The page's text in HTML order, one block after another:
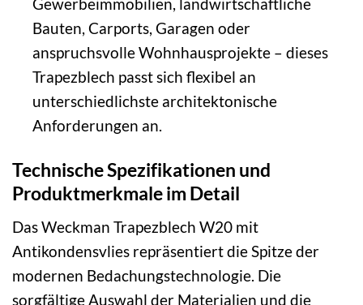
Gewerbeimmobilien, landwirtschaftliche
Bauten, Carports, Garagen oder
anspruchsvolle Wohnhausprojekte – dieses
Trapezblech passt sich flexibel an
unterschiedlichste architektonische
Anforderungen an.
Technische Spezifikationen und
Produktmerkmale im Detail
Das Weckman Trapezblech W20 mit
Antikondensvlies repräsentiert die Spitze der
modernen Bedachungstechnologie. Die
sorgfältige Auswahl der Materialien und die